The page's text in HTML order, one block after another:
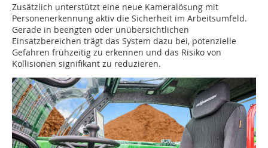
Zusätzlich unterstützt eine neue Kameralösung mit
Personenerkennung aktiv die Sicherheit im Arbeitsumfeld.
Gerade in beengten oder unübersichtlichen
Einsatzbereichen trägt das System dazu bei, potenzielle
Gefahren frühzeitig zu erkennen und das Risiko von
Kollisionen signifikant zu reduzieren.